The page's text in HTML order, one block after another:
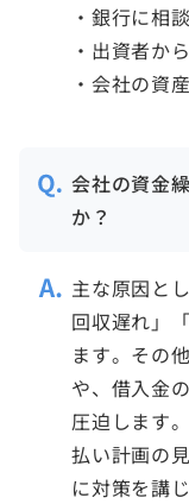
・銀行に相
・出資者か
・会社の資
会社の資金
か？
主な原因と
回収遅れ」
ます。その
や、借入金
圧迫します
払い計画の
に対策を講